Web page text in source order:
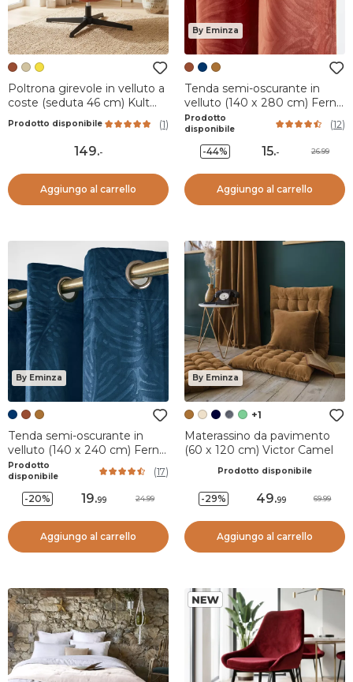
Poltrona girevole in velluto a
coste (seduta 46 cm) Kult
Prodotto disponibile (1)
149.-
Aggiungo al carrello
By Eminza
Tenda semi-oscurante in
velluto (140 x 280 cm) Fern
Terracotta
Prodotto
disponibile
(12)
-44% 15.- 26.99
Aggiungo al carrello
By Eminza
Tenda semi-oscurante in
velluto (140 x 240 cm) Fern
Blu navy
Prodotto
disponibile
(17)
-20% 19.99 24.99
Aggiungo al carrello
By Eminza
+1
Materassino da pavimento
(60 x 120 cm) Victor Camel
Prodotto disponibile
-29% 49.99 69.99
Aggiungo al carrello